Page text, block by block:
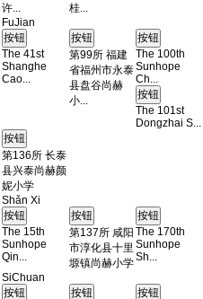
许...
桂...
FuJian
The 41st
Shanghe
Cao...
第99所 福建
省福州市永泰
县盘谷尚赫
小...
The 100th
Sunhope
Ch...
The 101st
Dongzhai S...
第136所 长泰
县兴泰尚赫颜
妮小学
Shǎn Xi
The 15th
Sunhope
Qin...
第137所 咸阳
市淳化县十里
塬镇尚赫小学
The 170th
Sunhope
Sh...
SiChuan